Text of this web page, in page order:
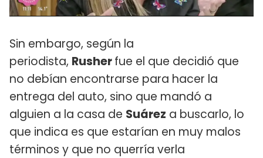
Sin embargo, según la
periodista, Rusherfue el que decidió que
no debían encontrarse para hacer la
entrega del auto, sino que mandó a
alguien a la casa de Suárez a buscarlo, lo
que indica es que estarían en muy malos
términos y que no querría verla